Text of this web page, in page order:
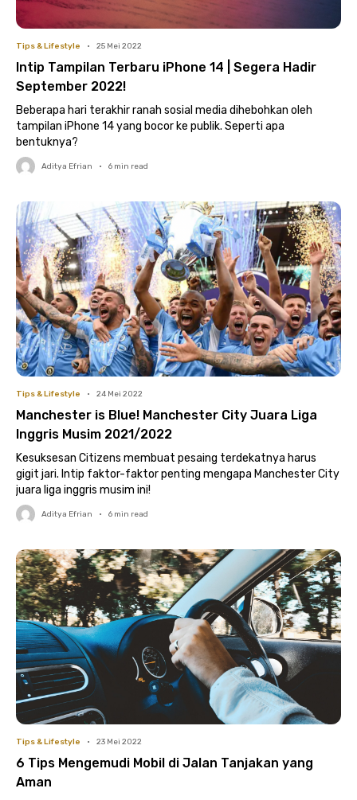
Tips & Lifestyle • 25 Mei 2022
Intip Tampilan Terbaru iPhone 14 | Segera Hadir
September 2022!
Beberapa hari terakhir ranah sosial media dihebohkan oleh
tampilan iPhone 14 yang bocor ke publik. Seperti apa
bentuknya?
Aditya Efrian • 6 min read
Tips & Lifestyle • 24 Mei 2022
Manchester is Blue! Manchester City Juara Liga
Inggris Musim 2021/2022
Kesuksesan Citizens membuat pesaing terdekatnya harus
gigit jari. Intip faktor-faktor penting mengapa Manchester City
juara liga inggris musim ini!
Aditya Efrian • 6 min read
Tips & Lifestyle • 23 Mei 2022
6 Tips Mengemudi Mobil di Jalan Tanjakan yang
Aman